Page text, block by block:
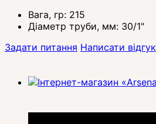
Вага, гр: 215
Діаметр труби, мм: 30/1"
Задати питання Написати відгук